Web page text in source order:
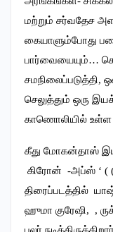
மற்றும் சர்வதேச
கையாளும்போது
பார்வையையும்…
செலுத்தும் ஒரு
காணொலியில் உள்ள
கீது மோகன்தாஸ்
கிரோன் -அப்ஸ் ‘ ( (
திரைப்படத்தில்
ஹுமா குரேஷி, ,